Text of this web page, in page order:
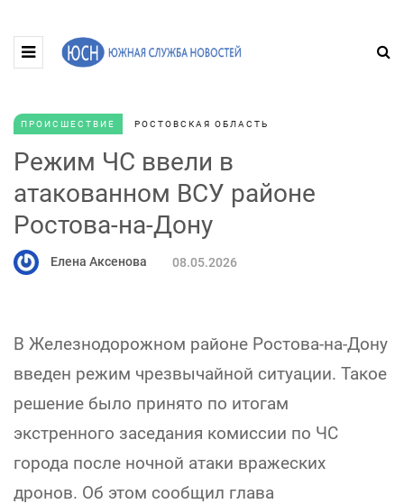
ПРОИСШЕСТВИЕ РОСТОВСКАЯ ОБЛАСТЬ
Режим ЧС ввели в
атакованном ВСУ районе
Ростова-на-Дону
Елена Аксенова 08.05.2026
В Железнодорожном районе Ростова-на-Дону
введен режим чрезвычайной ситуации. Такое
решение было принято по итогам
экстренного заседания комиссии по ЧС
города после ночной атаки вражеских
дронов. Об этом сообщил глава